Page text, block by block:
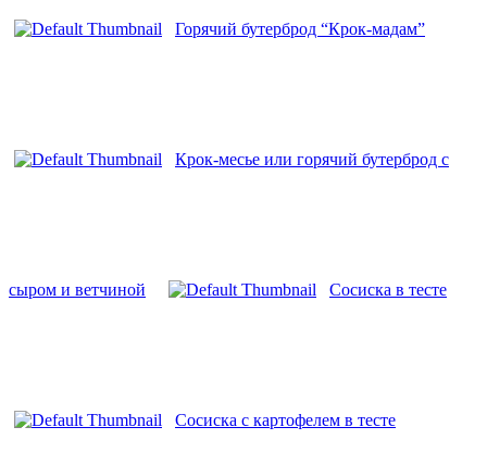
Горячий бутерброд “Крок-мадам”
Крок-месье или горячий бутерброд с
сыром и ветчиной Сосиска в тесте
Сосиска с картофелем в тесте